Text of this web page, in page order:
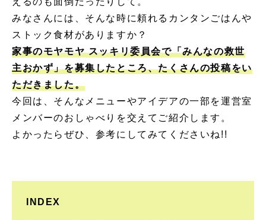
みなさんには、そんな時に頼れるカンタンごはんや
ストック食材がありますか？
家事のモヤモヤ スッキリ委員会で「みんなの救世
主おかず」を募集したところ、たくさんの投稿をい
ただきました。
今回は、そんなメニューやアイデアの一部を運営室
メンバーのおしゃべりを交えてご紹介します。
よかったらぜひ、参考にしてみてくださいね!!
INDEX